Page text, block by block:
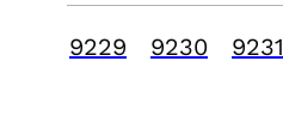
9229 9230 9231